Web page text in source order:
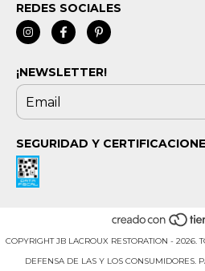
REDES SOCIALES
¡NEWSLETTER!
SEGURIDAD Y
COPYRIGHT JB LACROUX RESTORATION - 2026.
DEFENSA DE LAS Y LOS CONSUMIDORES.